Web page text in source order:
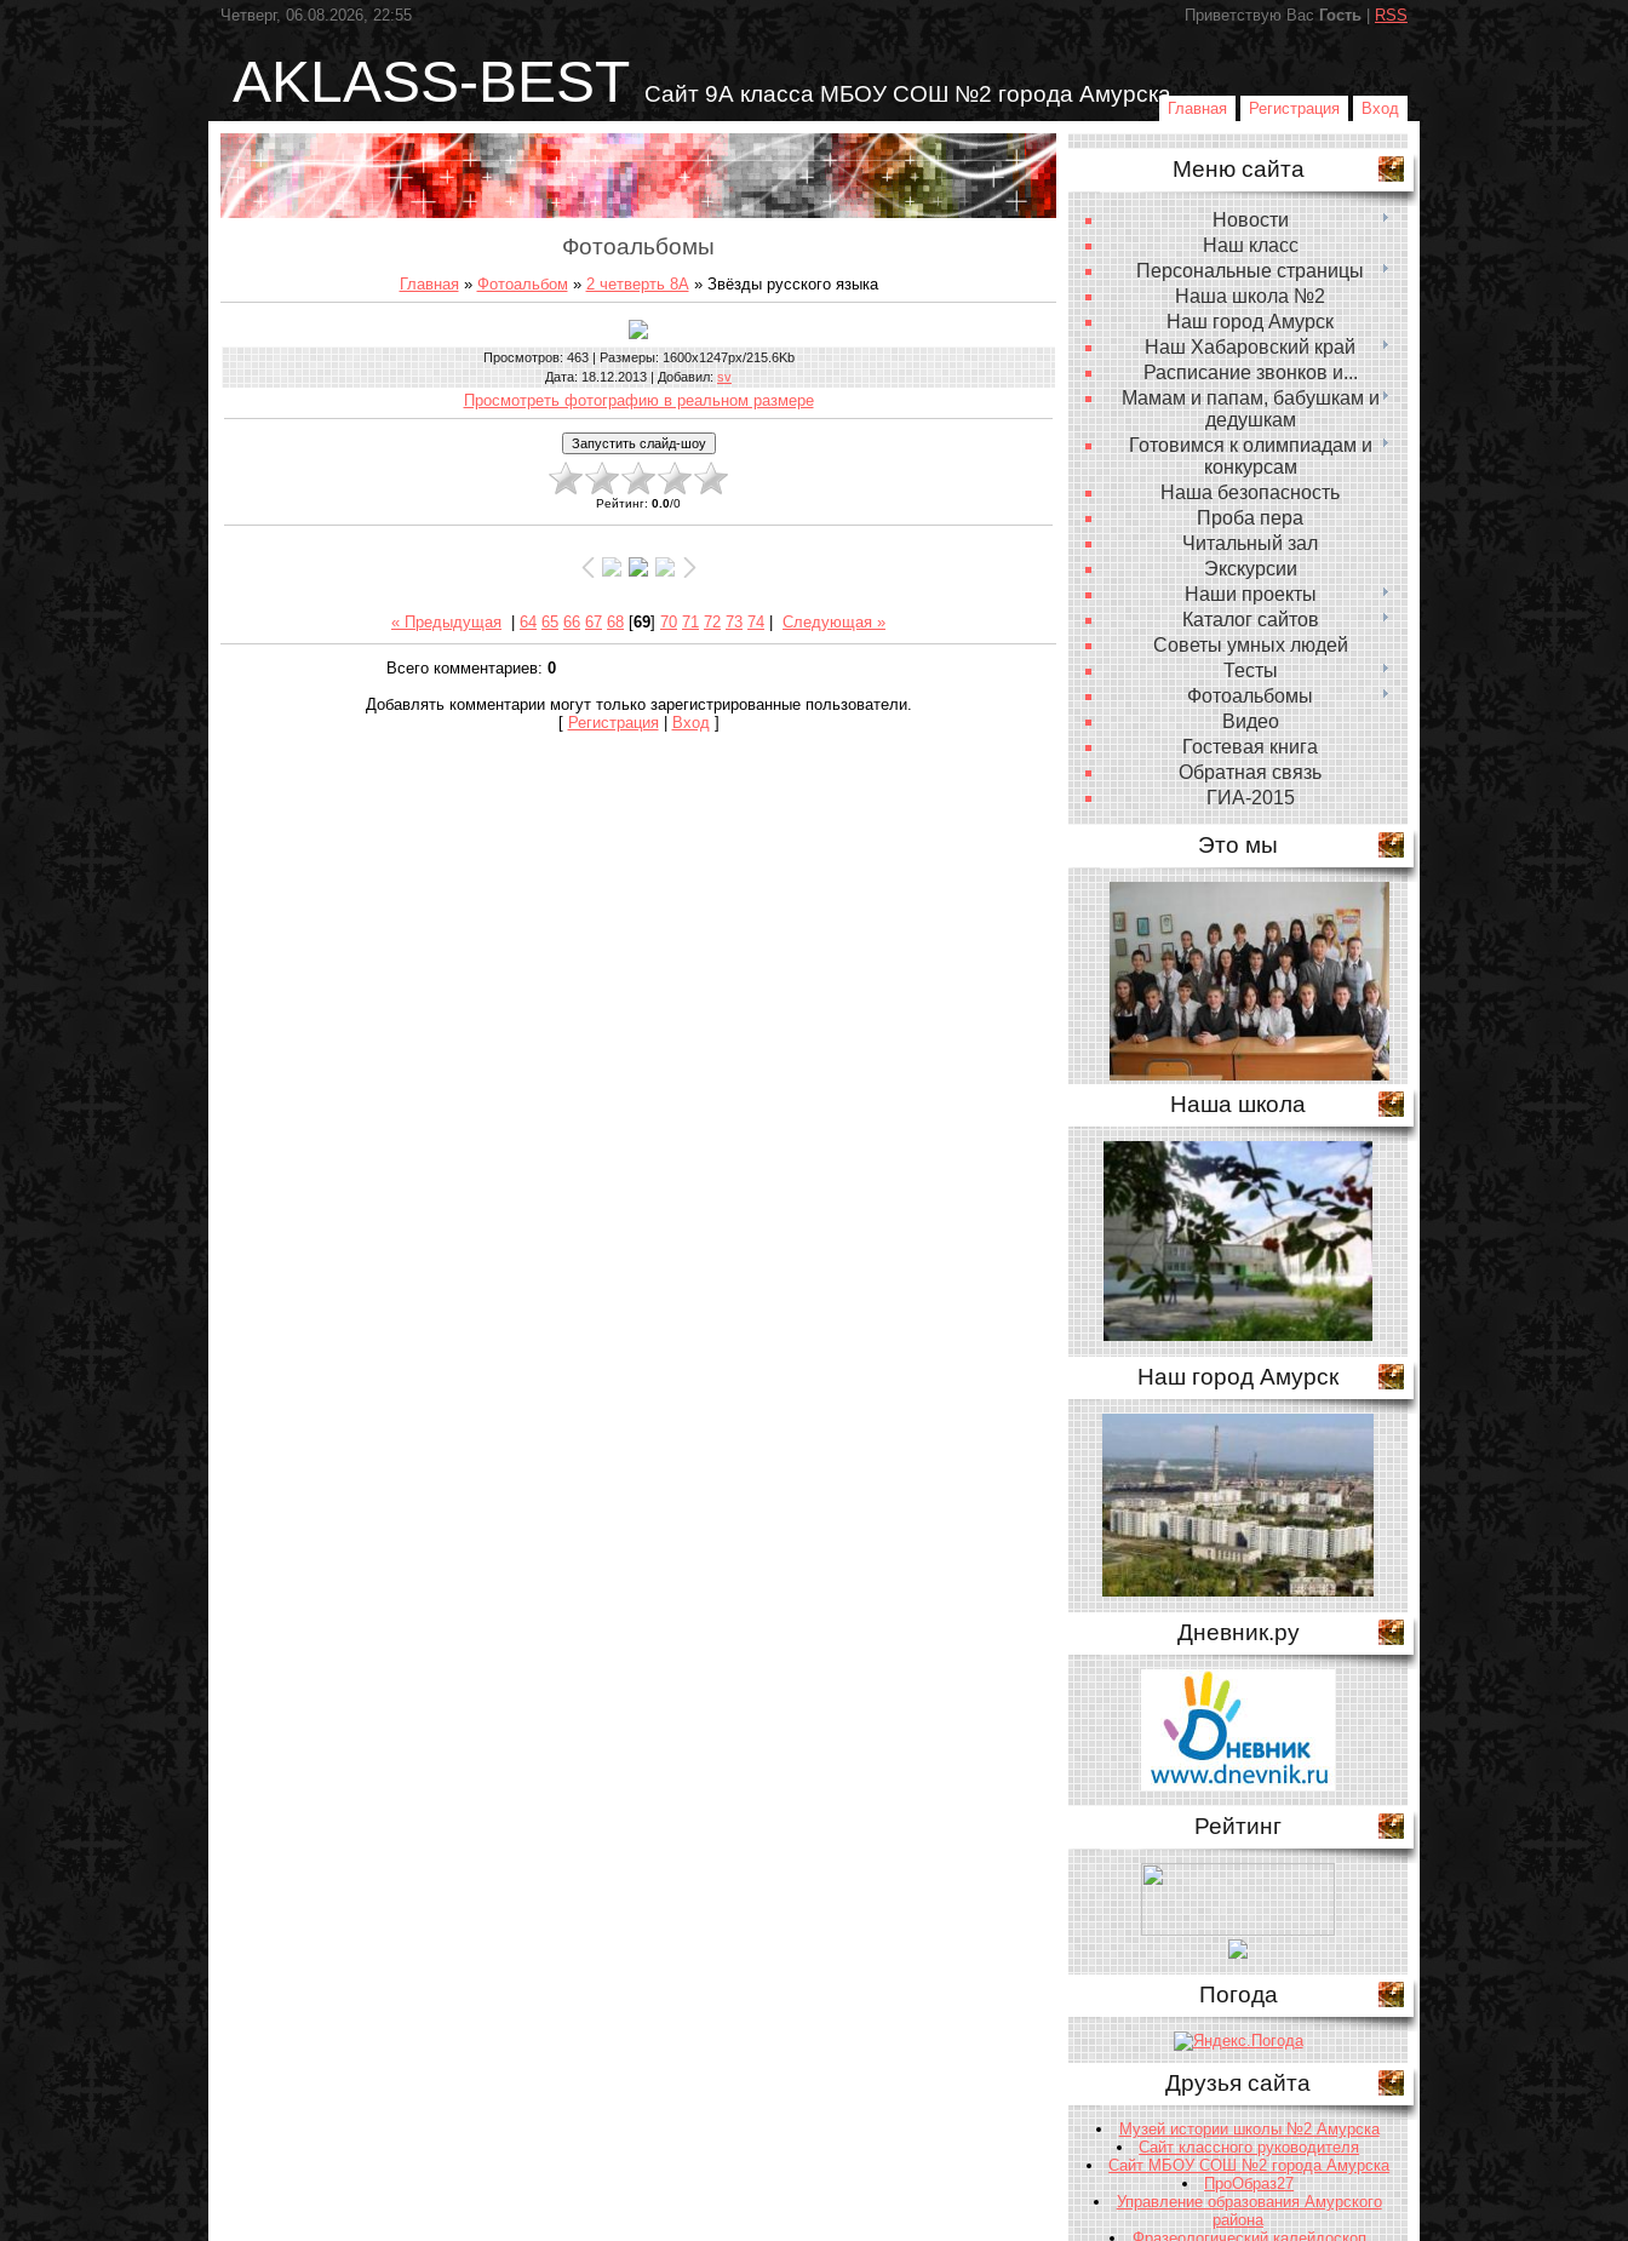
Четверг, 06.08.2026, 22:55 Приветствую Вас Гость RSS
AKLASS-BEST Сайт 9А класса МБОУ СОШ №2 города Амурска
Главная Регистрация Вход
Фотоальбомы
Главная » Фотоальбом » 2 четверть 8А» Звёзды русского языка
Просмотров: 463 | Размеры: 1600x1247px/215.6Kb
Дата: 18.12.2013 | Добавил: sv
Просмотреть фотографию в реальном размере
Рейтинг: 0.0/0
« Предыдущая 64 65 66 67 68 [69] 70 71 72 73 74 Следующая »
Всего комментариев: 0
Добавлять комментарии могут только зарегистрированные пользователи.
[ Регистрация | Вход ]
Меню сайта
Новости
Наш класс
Персональные страницы
Наша школа №2
Наш город Амурск
Наш Хабаровский край
Расписание звонков и...
Мамам и папам, бабушкам и
дедушкам
Готовимся к олимпиадам и
конкурсам
Наша безопасность
Проба пера
Читальный зал
Экскурсии
Наши проекты
Каталог сайтов
Советы умных людей
Тесты
Фотоальбомы
Видео
Гостевая книга
Обратная связь
ГИА-2015
Это мы
Наша школа
Наш город Амурск
Дневник.ру
Рейтинг
Погода
Друзья сайта
Музей истории школы №2 Амурска
Сайт классного руководителя
Сайт МБОУ СОШ №2 города Амурска
ПроОбраз27
Управление образования Амурского
района